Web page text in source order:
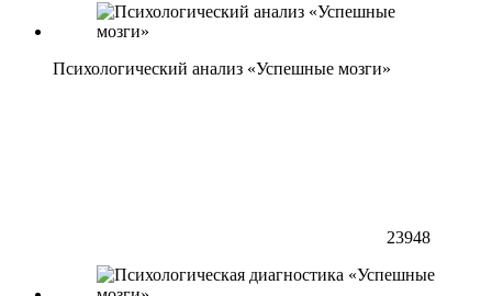
Психологический анализ «Успешные мозги»
23948